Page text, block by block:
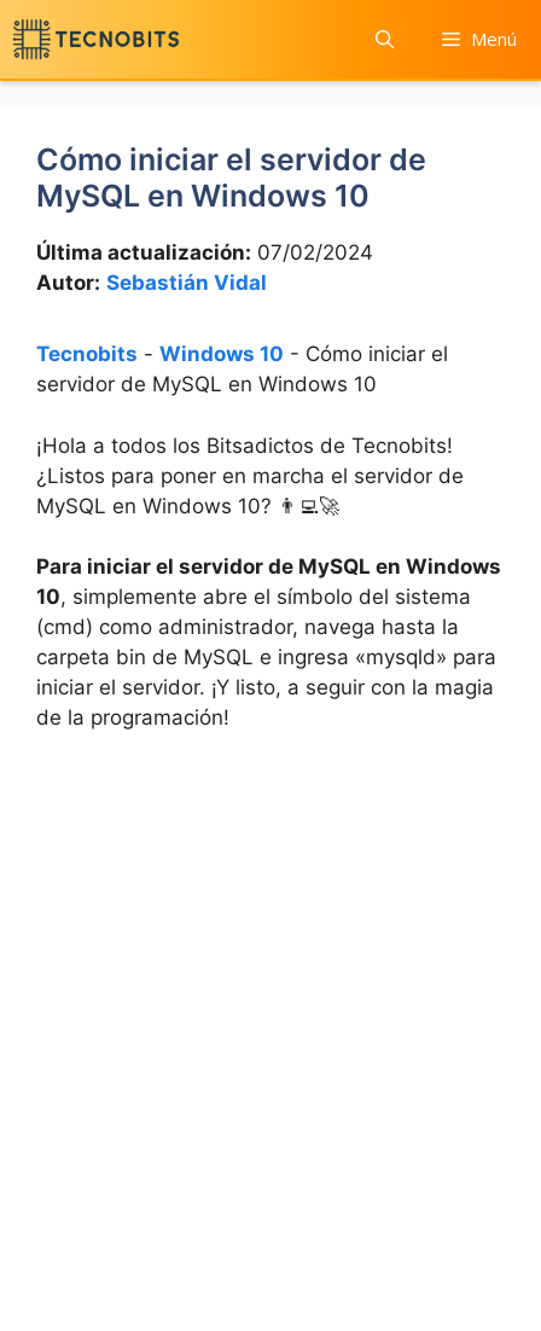
Saltar
al
contenido
Menú
Cómo iniciar el servidor de
MySQL en Windows 10
Última actualización: 07/02/2024
Autor: Sebastián Vidal
Tecnobits - Windows 10 - Cómo iniciar el
servidor de MySQL en Windows 10
¡Hola a todos los Bitsadictos de Tecnobits!
¿Listos para poner en marcha el servidor de
MySQL en Windows 10? 👨‍💻🚀
Para iniciar el servidor de MySQL en Windows
10, simplemente abre el símbolo del sistema
(cmd) como administrador, navega hasta la
carpeta bin de MySQL e ingresa «mysqld» para
iniciar el servidor. ¡Y listo, a seguir con la magia
de la programación!